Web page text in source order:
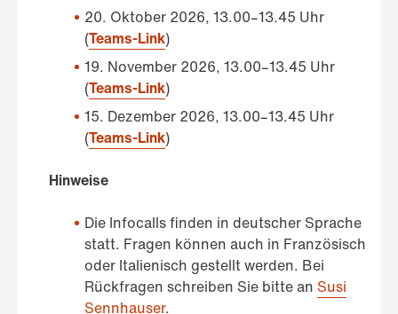
20. Oktober 2026, 13.00–13.45 Uhr
(Teams-Link)
19. November 2026, 13.00–13.45 Uhr
(Teams-Link)
15. Dezember 2026, 13.00–13.45 Uhr
(Teams-Link)
Hinweise
Die Infocalls finden in deutscher Sprache
statt. Fragen können auch in Französisch
oder Italienisch gestellt werden. Bei
Rückfragen schreiben Sie bitte an Susi
Sennhauser.